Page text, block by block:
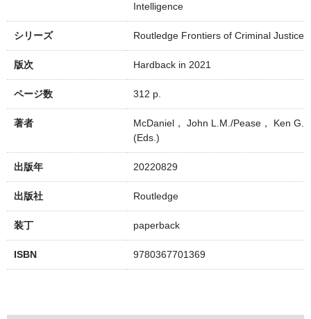
Intelligence
シリーズ Routledge Frontiers of Criminal Justice
版次 Hardback in 2021
ページ数 312 p.
著者
McDaniel， John L.M./Pease， Ken G.
(Eds.)
出版年 20220829
出版社 Routledge
装丁 paperback
ISBN 9780367701369